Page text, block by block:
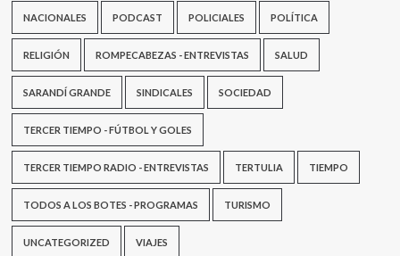
NACIONALES PODCAST POLICIALES POLÍTICA
RELIGIÓN ROMPECABEZAS - ENTREVISTAS SALUD
SARANDÍ GRANDE SINDICALES SOCIEDAD
TERCER TIEMPO - FÚTBOL Y GOLES
TERCER TIEMPO RADIO - ENTREVISTAS TERTULIA TIEMPO
TODOS A LOS BOTES - PROGRAMAS TURISMO
UNCATEGORIZED VIAJES